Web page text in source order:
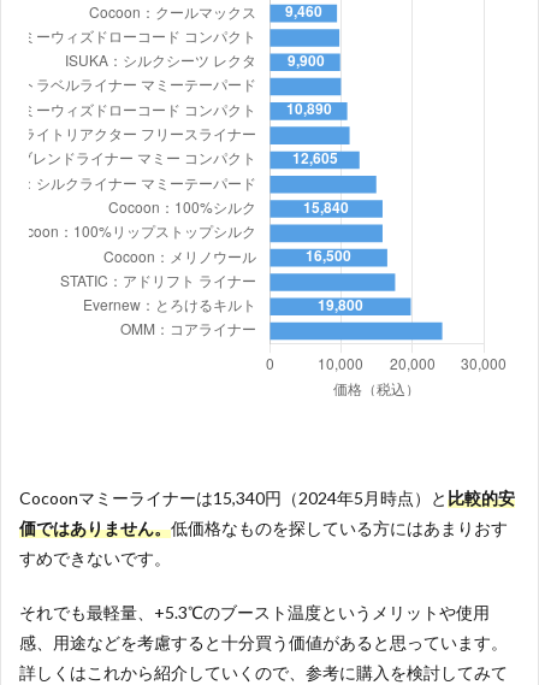
Cocoonマミーライナーは15,340円（2024年5月時点）と比較的安
価ではありません。低価格なものを探している方にはあまりおす
すめできないです。
それでも最軽量、+5.3℃のブースト温度というメリットや使用
感、用途などを考慮すると十分買う価値があると思っています。
詳しくはこれから紹介していくので、参考に購入を検討してみて